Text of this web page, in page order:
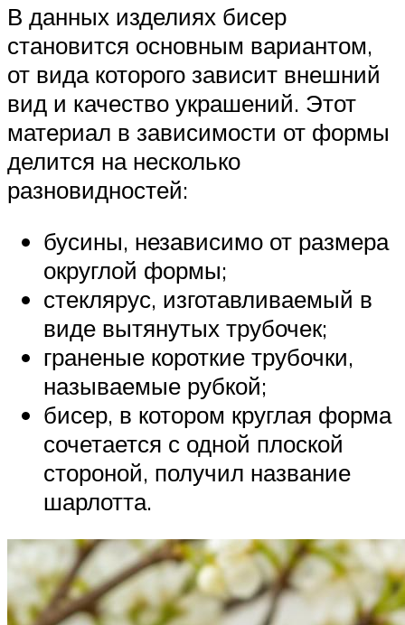
В данных изделиях бисер
становится основным вариантом,
от вида которого зависит внешний
вид и качество украшений. Этот
материал в зависимости от формы
делится на несколько
разновидностей:
бусины, независимо от размера
округлой формы;
стеклярус, изготавливаемый в
виде вытянутых трубочек;
граненые короткие трубочки,
называемые рубкой;
бисер, в котором круглая форма
сочетается с одной плоской
стороной, получил название
шарлотта.